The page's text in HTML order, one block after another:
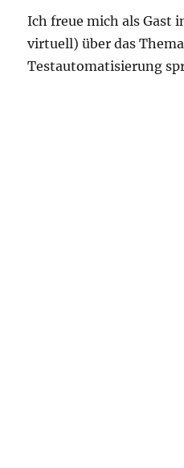
Ich freue mich als Gast
virtuell) über das
Testautomatisierung